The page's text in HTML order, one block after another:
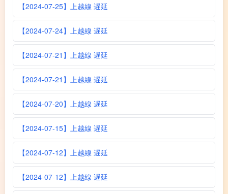
【2024-07-25】上越線 遅延
【2024-07-24】上越線 遅延
【2024-07-21】上越線 遅延
【2024-07-21】上越線 遅延
【2024-07-20】上越線 遅延
【2024-07-15】上越線 遅延
【2024-07-12】上越線 遅延
【2024-07-12】上越線 遅延